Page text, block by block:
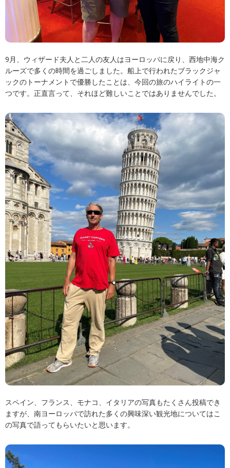
9月、ウィザード夫人と二人の友人はヨーロッパに戻り、西地中海ク
ルーズで多くの時間を過ごしました。船上で行われたブラックジャ
ックのトーナメントで優勝したことは、今回の旅のハイライトの一
つです。正直言って、それほど難しいことではありませんでした。
スペイン、フランス、モナコ、イタリアの写真もたくさん投稿でき
ますが、南ヨーロッパで訪れた多くの興味深い観光地についてはこ
の写真で語ってもらいたいと思います。